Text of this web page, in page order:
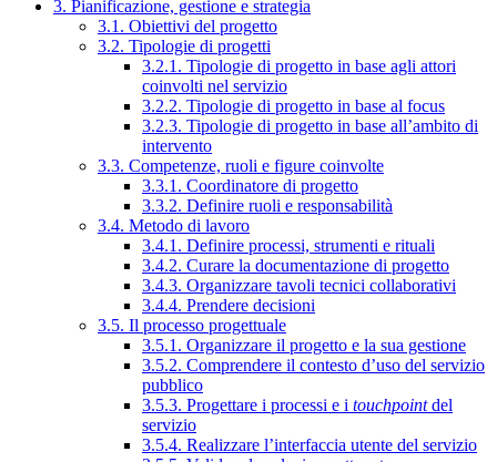
3. Pianificazione, gestione e strategia
3.1. Obiettivi del progetto
3.2. Tipologie di progetti
3.2.1. Tipologie di progetto in base agli attori
coinvolti nel servizio
3.2.2. Tipologie di progetto in base al focus
3.2.3. Tipologie di progetto in base all’ambito di
intervento
3.3. Competenze, ruoli e figure coinvolte
3.3.1. Coordinatore di progetto
3.3.2. Definire ruoli e responsabilità
3.4. Metodo di lavoro
3.4.1. Definire processi, strumenti e rituali
3.4.2. Curare la documentazione di progetto
3.4.3. Organizzare tavoli tecnici collaborativi
3.4.4. Prendere decisioni
3.5. Il processo progettuale
3.5.1. Organizzare il progetto e la sua gestione
3.5.2. Comprendere il contesto d’uso del servizio
pubblico
3.5.3. Progettare i processi e i touchpointdel
servizio
3.5.4. Realizzare l’interfaccia utente del servizio